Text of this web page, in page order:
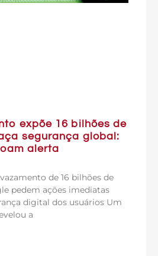
expõe 16 bilhões de
segurança global:
alerta
de 16 bilhões de
pedem ações imediatas
digital dos usuários Um
a